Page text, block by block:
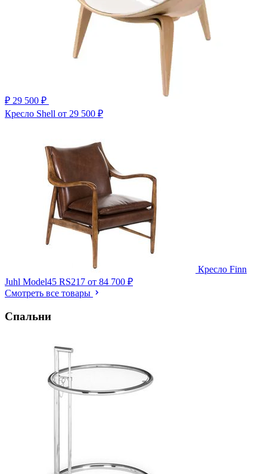
₽ 29 500 ₽
Кресло Shell от 29 500 ₽
Кресло Finn
Juhl Model45 RS217 от 84 700 ₽
Смотреть все товары
Спальни